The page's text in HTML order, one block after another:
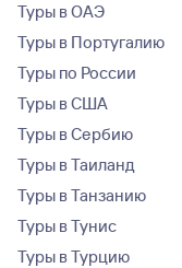
Туры в ОАЭ
Туры в Португалию
Туры по России
Туры в США
Туры в Сербию
Туры в Таиланд
Туры в Танзанию
Туры в Тунис
Туры в Турцию